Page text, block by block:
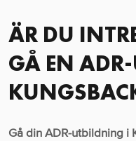
ÄR DU
GÅ EN
Gå din ADR-utbildning i